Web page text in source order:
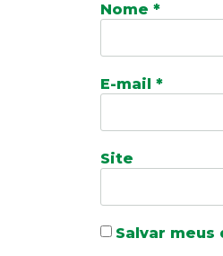
Nome *
E-mail *
Site
Salvar